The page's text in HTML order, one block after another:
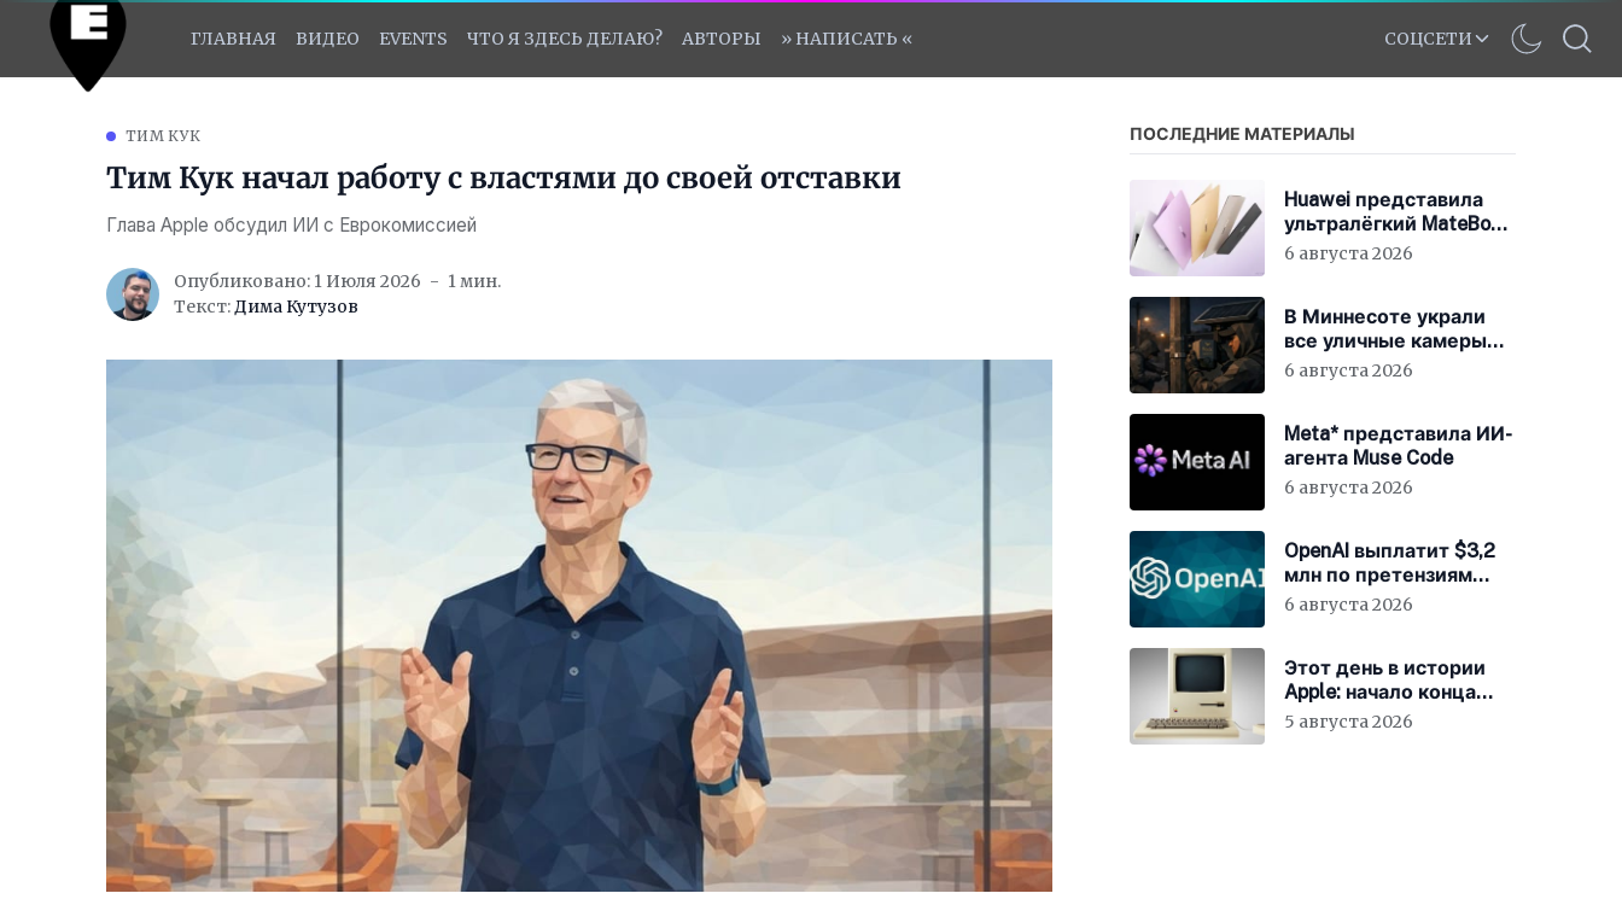
ГЛАВНАЯ ВИДЕО EVENTS ЧТО Я ЗДЕСЬ ДЕЛАЮ? АВТОРЫ » НАПИСАТЬ « СОЦСЕТИ
ТИМ КУК
Тим Кук начал работу с властями до своей отставки
Глава Apple обсудил ИИ с Еврокомиссией
Опубликовано: 1 Июля 2026
1 мин.
Текст:Дима Кутузов
ПОСЛЕДНИЕ МАТЕРИАЛЫ
Huawei представила
ультралёгкий MateBook
Pro S
6 августа 2026
В Миннесоте украли
все уличные камеры
наблюдения
6 августа 2026
Meta* представила ИИ-
агента Muse Code
6 августа 2026
OpenAI выплатит $3,2
млн по претензиям
Минюста США
6 августа 2026
Этот день в истории
Apple: начало конца
для клонов Mac
5 августа 2026